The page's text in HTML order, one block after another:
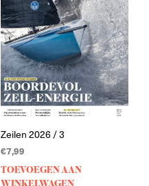
Zeilen 2026 / 3
€7,99
TOEVOEGEN AAN